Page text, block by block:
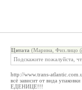
Цитата (Марина, Физ.лицо
Подскажите пожалуйста,
http://www.trans-
всё зависит от вида
ЕДЕНИЦЕ!!!